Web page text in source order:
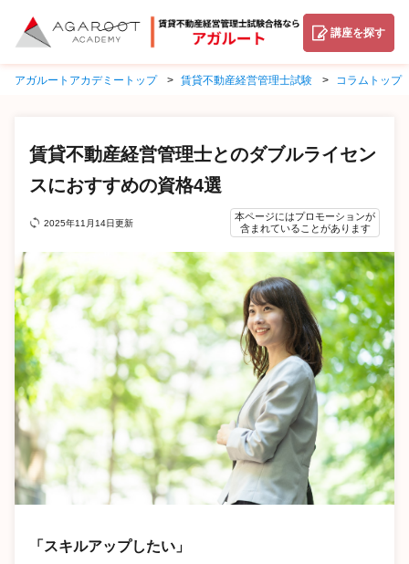
講座を探す
アガルートアカデミートップ 賃貸不動産経営管理士試験 コラムトップ
賃貸不動産経営管理士とのダブルライセン
スにおすすめの資格4選
2025年11月14日更新
本ページにはプロモーションが
含まれていることがあります
「スキルアップしたい」